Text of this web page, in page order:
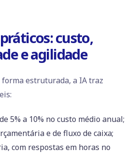
custo,
e agilidade
forma estruturada, a IA traz
5% a 10% no custo médio anual;
e de fluxo de caixa;
com respostas em horas no